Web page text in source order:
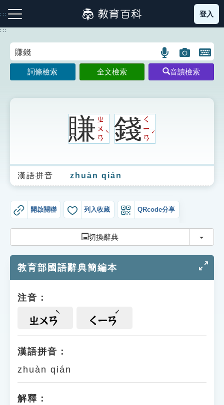
到
主
:::
注音索引圖示 筆畫索引圖示 部首索引表圖示
生字詞彙表
成語故事
索引選單
單字索引
遊戲專區
貓頭鷹博士
登入
:::
語
言
搜
圖
片
搜
開
鍵
圖
詞條檢索 全文檢索 音讀檢索
賺ㄓ
ㄨ
ㄢ
ˋ 錢ㄑ
ㄧ
ㄢ
ˊ
漢語拼音 zhuàn qián
開啟關聯 列入收藏 QRcode分享
切換辭典 切換
教育部國語辭典簡編本
注音：
ㄓㄨㄢ ㄑㄧㄢ
漢語拼音：
zhuàn qián
解釋：